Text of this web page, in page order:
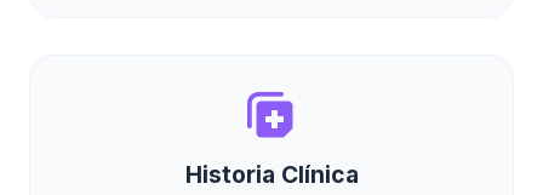
Historia Clínica